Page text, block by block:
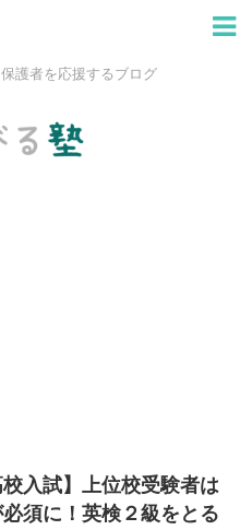
護者を応援するブログ
校入試】上位校受験者は
須に！英検２級をとる